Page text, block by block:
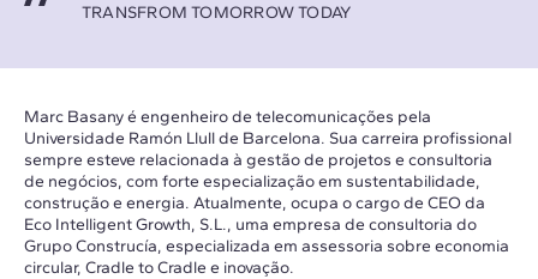
TRANSFROM TOMORROW TODAY
Marc Basany é engenheiro de telecomunicações pela
Universidade Ramón Llull de Barcelona. Sua carreira profissional
sempre esteve relacionada à gestão de projetos e consultoria
de negócios, com forte especialização em sustentabilidade,
construção e energia. Atualmente, ocupa o cargo de CEO da
Eco Intelligent Growth, S.L., uma empresa de consultoria do
Grupo Construcía, especializada em assessoria sobre economia
circular, Cradle to Cradle e inovação.